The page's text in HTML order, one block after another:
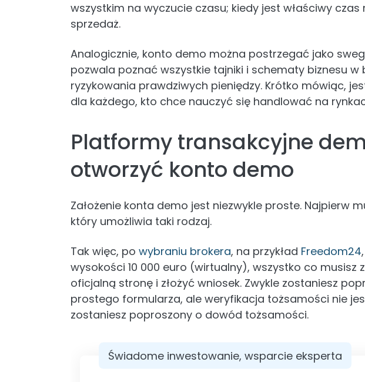
wszystkim na wyczucie czasu; kiedy jest właściwy czas
sprzedaż.
Analogicznie, konto demo można postrzegać jako
pozwala poznać wszystkie tajniki i schematy biznesu w
ryzykowania prawdziwych pieniędzy. Krótko mówiąc,
dla każdego, kto chce nauczyć się handlować na
Platformy transakcyjne
otworzyć konto demo
Założenie konta demo jest niezwykle proste. Najpierw
który umożliwia taki rodzaj.
Tak więc, po wybraniu brokera, na przykład Freedom24
wysokości 10 000 euro (wirtualny), wszystko co musisz
oficjalną stronę i złożyć wniosek. Zwykle zostaniesz
prostego formularza, ale weryfikacja tożsamości nie
zostaniesz poproszony o dowód tożsamości.
Świadome inwestowanie, wsparcie eksperta